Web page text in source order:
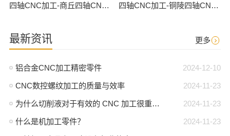
四轴CNC加工-商丘四轴CNC数控加工 四轴CNC加工-铜陵四轴CNC数控加工
最新资讯 更多
2024-12-10
铝合金CNC加工精密零件
2024-11-23
CNC数控螺纹加工的质量与效率
2024-11-23
为什么切削液对于有效的 CNC 加工很重要？
2024-11-23
什么是机加工零件？